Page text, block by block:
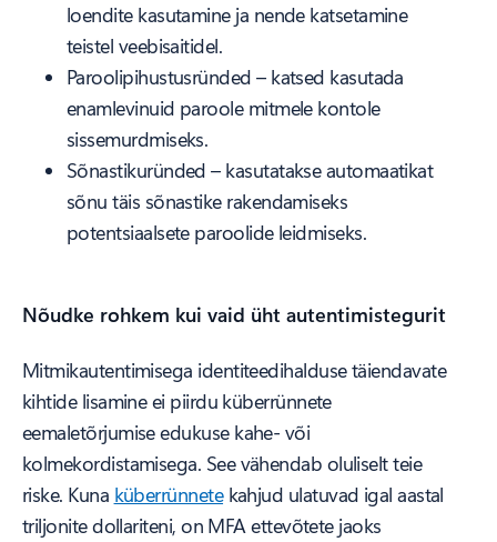
loendite kasutamine ja nende katsetamine
teistel veebisaitidel.
Paroolipihustusründed – katsed kasutada
enamlevinuid paroole mitmele kontole
sissemurdmiseks.
Sõnastikuründed – kasutatakse automaatikat
sõnu täis sõnastike rakendamiseks
potentsiaalsete paroolide leidmiseks.
Nõudke rohkem kui vaid üht autentimistegurit
Mitmikautentimisega identiteedihalduse täiendavate
kihtide lisamine ei piirdu küberrünnete
eemaletõrjumise edukuse kahe- või
kolmekordistamisega. See vähendab oluliselt teie
riske. Kuna küberrünnetekahjud ulatuvad igal aastal
triljonite dollariteni, on MFA ettevõtete jaoks